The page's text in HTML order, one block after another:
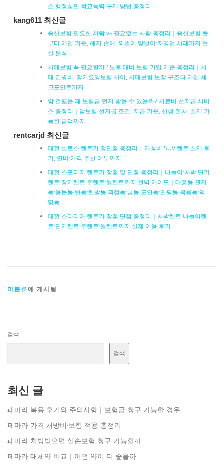
소 행정심판 학교폭력 구제 방법 총정리
kang611 최신글
종신보험 필요한 사람 vs 필요없는 사람 총정리｜종신보험 뜻
부터 가입 기준, 해지 손해, 외벌이·맞벌이·자영업 사례까지 현
실 분석
치매보험 꼭 필요할까? 노후 대비 보험 가입 기준 총정리｜치
매 간병비, 장기요양보험 차이, 치매보험 보장 구조와 가입 체
크포인트까지
암 걸렸을 때 보험금 먼저 받을 수 있을까? 치료비 선지급 서비
스 총정리｜암보험 선지급 조건, 지급 기준, 신청 절차, 실제 가
능한 금액까지
rentcarjd 최신글
대전 셀토스 렌트카 장단점 총정리 | 가성비 SUV 렌트 실제 후
기, 연비·가격·추천 여부까지
대전 스포티지 렌트카 장점 및 단점 총정리｜나들이·차박·단기
렌트·장기렌트·주렌트·월렌트까지 완벽 가이드｜대흥동·관저
동·용문동·변동·탄방동·괴정동·궁동·도안동·관평동·복용동·덕
명동
대전 스타리아 렌트카 장점 단점 총정리｜차박렌트·나들이렌
트·단기렌트·주렌트·월렌트까지 실제 이용 후기
미분류에 게시됨
검색
검색
최신 글
페마라 복용 후기와 주의사항｜보험금 청구 가능한 경우
페마라 가격·처방비·보험 적용 총정리
페마라 처방받으면 실손보험 청구 가능할까
페마라 대체약 비교｜어떤 약이 더 좋을까